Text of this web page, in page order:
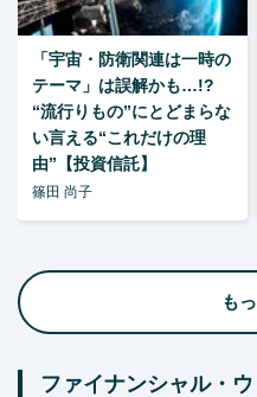
「宇宙・防衛関連は一時の
テーマ」は誤解かも…!?
“流行りもの”にとどまらな
い言える“これだけの理
由”【投資信託】
篠田 尚子
も
ファイナンシャル・